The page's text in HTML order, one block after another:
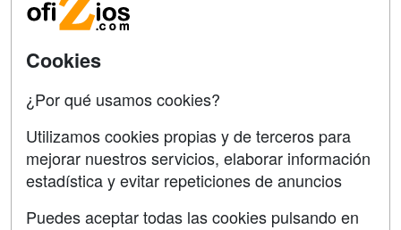
Contactar
Copyleft
Cookies
¿Por qué usamos cookies?
Utilizamos cookies propias y de terceros para
mejorar nuestros servicios, elaborar información
estadística y evitar repeticiones de anuncios
Puedes aceptar todas las cookies pulsando en